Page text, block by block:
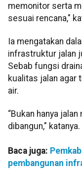
memonitor serta
sesuai rencana,"
Ia mengatakan
infrastruktur jalan
Sebab fungsi
kualitas jalan agar
air.
“Bukan hanya
dibangun," katanya.
Baca juga:
pembangunan